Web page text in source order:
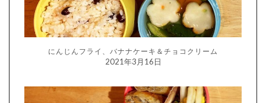
にんじんフライ、バナナケーキ＆チョコクリーム
2021年3月16日